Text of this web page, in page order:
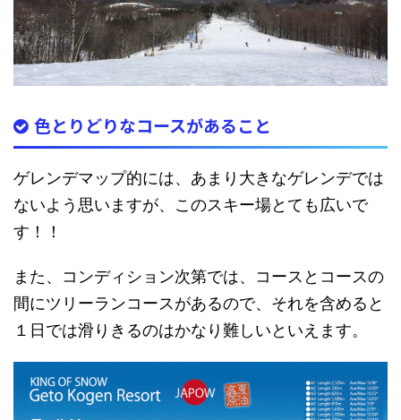
色とりどりなコースがあること
ゲレンデマップ的には、あまり大きなゲレンデでは
ないよう思いますが、 このスキー場とても広いで
す！！
また、コンディション次第では、コースとコースの
間にツリーランコースがあるので、それを含めると
１日では滑りきるのはかなり難しいといえます。